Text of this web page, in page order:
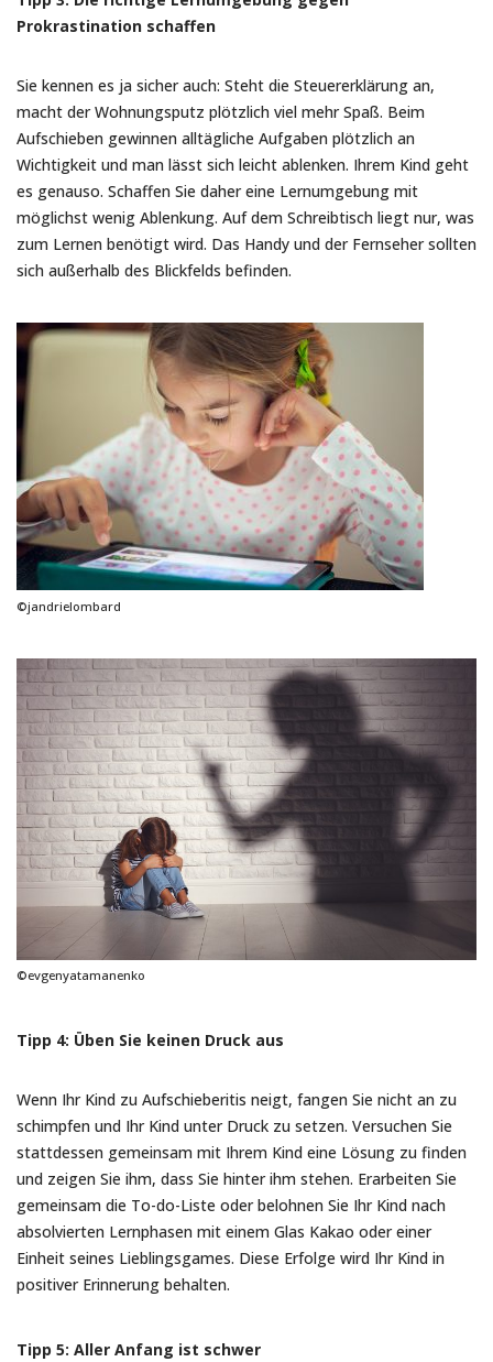
Prokrastination schaffen
Sie kennen es ja sicher auch: Steht die Steuererklärung an,
macht der Wohnungsputz plötzlich viel mehr Spaß. Beim
Aufschieben gewinnen alltägliche Aufgaben plötzlich an
Wichtigkeit und man lässt sich leicht ablenken. Ihrem Kind geht
es genauso. Schaffen Sie daher eine Lernumgebung mit
möglichst wenig Ablenkung. Auf dem Schreibtisch liegt nur, was
zum Lernen benötigt wird. Das Handy und der Fernseher sollten
sich außerhalb des Blickfelds befinden.
©jandrielombard
©evgenyatamanenko
Tipp 4: Üben Sie keinen Druck aus
Wenn Ihr Kind zu Aufschieberitis neigt, fangen Sie nicht an zu
schimpfen und Ihr Kind unter Druck zu setzen. Versuchen Sie
stattdessen gemeinsam mit Ihrem Kind eine Lösung zu finden
und zeigen Sie ihm, dass Sie hinter ihm stehen. Erarbeiten Sie
gemeinsam die To-do-Liste oder belohnen Sie Ihr Kind nach
absolvierten Lernphasen mit einem Glas Kakao oder einer
Einheit seines Lieblingsgames. Diese Erfolge wird Ihr Kind in
positiver Erinnerung behalten.
Tipp 5: Aller Anfang ist schwer